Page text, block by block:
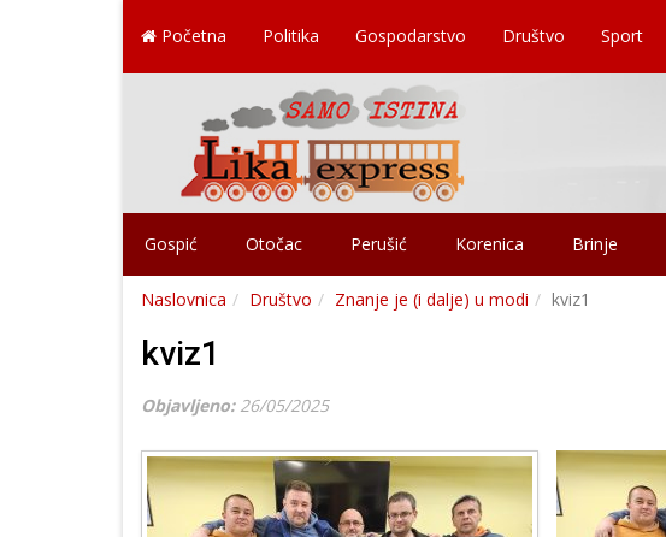
Početna Politika Gospodarstvo Društvo Sport
Gospić Otočac Perušić Korenica Brinje
Naslovnica Društvo Znanje je (i dalje) u modi kviz1
kviz1
Objavljeno: 26/05/2025